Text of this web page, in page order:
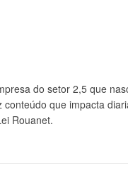
do setor 2,5 que
que impacta
Rouanet.